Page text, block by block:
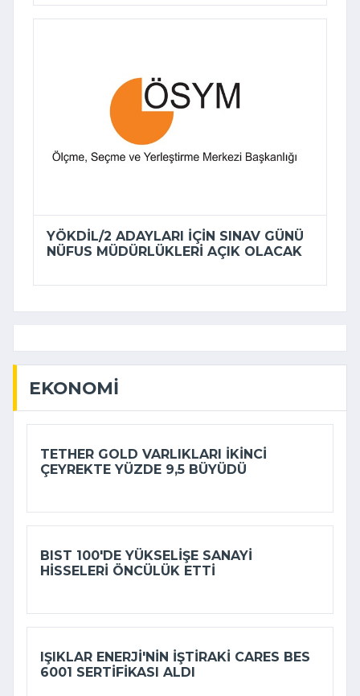
YÖKDİL/2 ADAYLARI IÇIN SINAV GÜNÜ
NÜFUS MÜDÜRLÜKLERI AÇIK OLACAK
EKONOMI
TETHER GOLD VARLIKLARI IKINCI
ÇEYREKTE YÜZDE 9,5 BÜYÜDÜ
BIST 100'DE YÜKSELIŞE SANAYI
HISSELERI ÖNCÜLÜK ETTI
IŞIKLAR ENERJI'NIN IŞTIRAKI CARES BES
6001 SERTIFIKASI ALDI